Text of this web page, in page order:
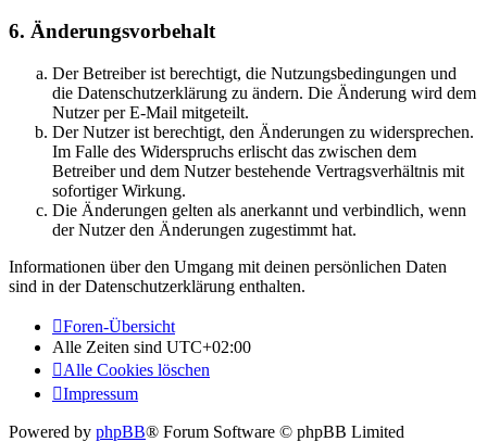
6. Änderungsvorbehalt
Der Betreiber ist berechtigt, die Nutzungsbedingungen und
die Datenschutzerklärung zu ändern. Die Änderung wird dem
Nutzer per E-Mail mitgeteilt.
Der Nutzer ist berechtigt, den Änderungen zu widersprechen.
Im Falle des Widerspruchs erlischt das zwischen dem
Betreiber und dem Nutzer bestehende Vertragsverhältnis mit
sofortiger Wirkung.
Die Änderungen gelten als anerkannt und verbindlich, wenn
der Nutzer den Änderungen zugestimmt hat.
Informationen über den Umgang mit deinen persönlichen Daten
sind in der Datenschutzerklärung enthalten.
Foren-Übersicht
Alle Zeiten sind UTC+02:00
Alle Cookies löschen
Impressum
Powered by phpBB® Forum Software © phpBB Limited